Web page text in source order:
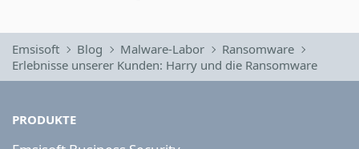
Emsisoft Blog Malware-Labor
Ransomware
Erlebnisse unserer Kunden: Harry und die Ransomware
PRODUKTE